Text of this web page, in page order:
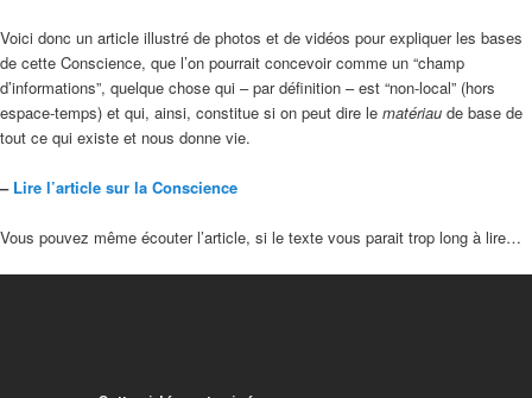
Voici donc un article illustré de photos et de vidéos pour expliquer les bases
de cette Conscience, que l’on pourrait concevoir comme un “champ
d’informations”, quelque chose qui – par définition – est “non-local” (hors
espace-temps) et qui, ainsi, constitue si on peut dire le matériau de base de
tout ce qui existe et nous donne vie.
– Lire l’article sur la Conscience
Vous pouvez même écouter l’article, si le texte vous parait trop long à lire…